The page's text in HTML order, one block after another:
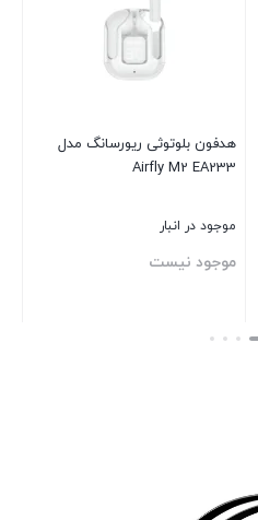
هدفون بلوتوثی ریورسانگ مدل
Airfly M2 EA233
موجود در انبار
موجود نیست
بستن